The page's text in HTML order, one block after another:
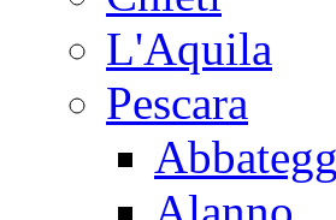
L'Aquila
Pescara